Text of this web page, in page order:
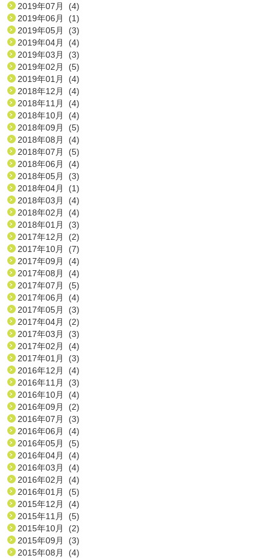
2019年07月 (4)
2019年06月 (1)
2019年05月 (3)
2019年04月 (4)
2019年03月 (3)
2019年02月 (5)
2019年01月 (4)
2018年12月 (4)
2018年11月 (4)
2018年10月 (4)
2018年09月 (5)
2018年08月 (4)
2018年07月 (5)
2018年06月 (4)
2018年05月 (3)
2018年04月 (1)
2018年03月 (4)
2018年02月 (4)
2018年01月 (3)
2017年12月 (2)
2017年10月 (7)
2017年09月 (4)
2017年08月 (4)
2017年07月 (5)
2017年06月 (4)
2017年05月 (3)
2017年04月 (2)
2017年03月 (3)
2017年02月 (4)
2017年01月 (3)
2016年12月 (4)
2016年11月 (3)
2016年10月 (4)
2016年09月 (2)
2016年07月 (3)
2016年06月 (4)
2016年05月 (5)
2016年04月 (4)
2016年03月 (4)
2016年02月 (4)
2016年01月 (5)
2015年12月 (4)
2015年11月 (5)
2015年10月 (2)
2015年09月 (3)
2015年08月 (4)